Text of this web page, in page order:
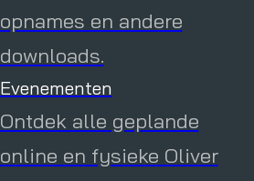
opnames en andere
downloads.
Evenementen
Ontdek alle geplande
online en fysieke Oliver